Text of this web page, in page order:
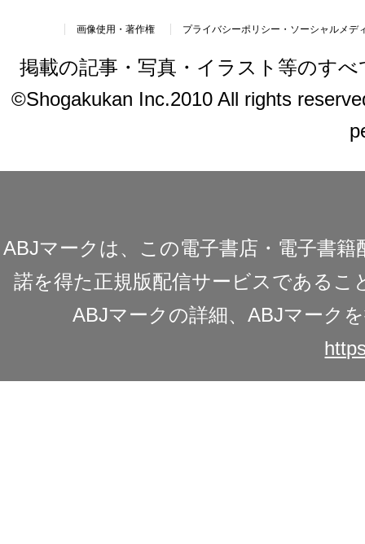
画像使用・著作権 プライバシーポリシー・ソーシャルメデ
掲載の記事・写真・イラスト等のす
©Shogakukan Inc.2010 All rights
ABJマークは、この電子書店・電子書
諾を得た正規版配信サービスであるこ
ABJマークの詳細、ABJマーク